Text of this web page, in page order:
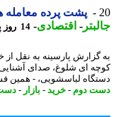
پشت پرده معامله های
-اقتصادی-14 روز پیش - دوشنبه 5 مرداد 1405، 08:52
پارسینه به نقل از
ای شلوغ، صدای آشنایی
لباسشویی، - همین فشار
دوم-خرید- بازار - دست-